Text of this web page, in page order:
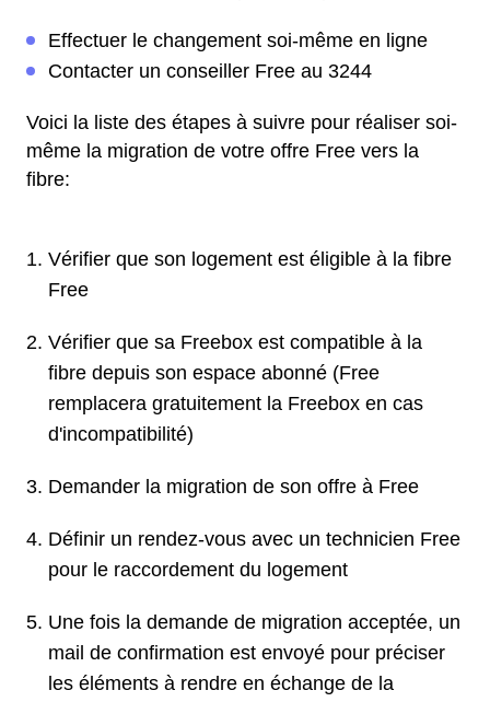
Effectuer le changement soi-même en ligne
Contacter un conseiller Free au 3244
Voici la liste des étapes à suivre pour réaliser soi-
même la migration de votre offre Free vers la
fibre:
Vérifier que son logement est éligible à la fibre
Free
Vérifier que sa Freebox est compatible à la
fibre depuis son espace abonné (Free
remplacera gratuitement la Freebox en cas
d'incompatibilité)
Demander la migration de son offre à Free
Définir un rendez-vous avec un technicien Free
pour le raccordement du logement
Une fois la demande de migration acceptée, un
mail de confirmation est envoyé pour préciser
les éléments à rendre en échange de la